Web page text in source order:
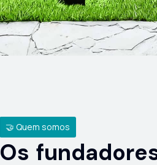
🤝 Quem somos
Os